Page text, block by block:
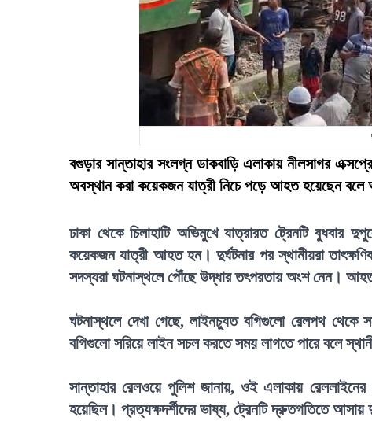
বগুড়ার সান্তাহার সংলগ্ন ডাকবাড়ি এলাকায় নীলসাগর
অবস্থান করা কয়েকজন যাত্রী নিচে পড়ে আহত হয়েছেন বলে
ঢাকা থেকে চিলাহাটি অভিমুখে যাত্রারত ট্রেনটি
কয়েকজন যাত্রী আহত হন। দুর্ঘটনার পর স্থানীয়রা
সদস্যরা ঘটনাস্থলে পৌঁছে উদ্ধার তৎপরতায় অংশ নেন।
ঘটনাস্থলে দেখা গেছে, লাইনচ্যুত বগিগুলো রেলপথ থেকে
বগিগুলো সরিয়ে লাইন সচল করতে সময় লাগতে পারে বলে
সান্তাহার রেলওয়ে পুলিশ জানায়, ওই এলাকায়
হয়েছিল। প্রত্যক্ষদর্শীদের ভাষ্য, ট্রেনটি দ্রুতগতিতে